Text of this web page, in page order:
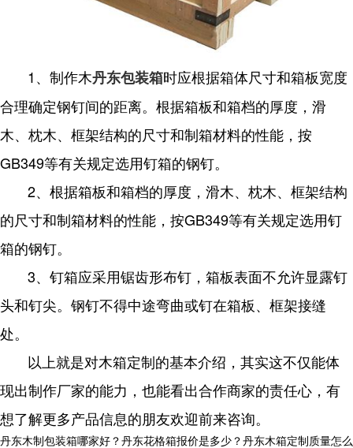
1、制作木丹东包装箱时应根据箱体尺寸和箱板宽度
合理确定钢钉间的距离。根据箱板和箱档的厚度，滑
木、枕木、框架结构的尺寸和制箱材料的性能，按
GB349等有关规定选用钉箱的钢钉。
2、根据箱板和箱档的厚度，滑木、枕木、框架结构
的尺寸和制箱材料的性能，按GB349等有关规定选用钉
箱的钢钉。
3、钉箱应采用锯齿形布钉，箱板表面不允许显露钉
头和钉尖。钢钉不得中途弯曲或钉在箱板、框架接缝
处。
以上就是对木箱定制的基本介绍，其实这不仅能体
现出制作厂家的能力，也能看出合作商家的责任心，有
想了解更多产品信息的朋友欢迎前来咨询。
丹东木制包装箱哪家好？丹东花格箱报价是多少？丹东木箱定制质量怎么